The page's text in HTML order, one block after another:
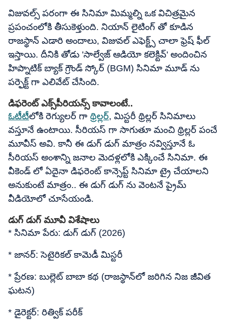
విజువల్స్ పరంగా ఈ సినిమా మిమ్మల్ని ఒక విచిత్రమైన
ప్రపంచంలోకి తీసుకెళ్తుంది. నియాన్ లైటింగ్ తో కూడిన
రాజస్థాన్ ఎడారి అందాలు, విజువల్ ఎఫెక్ట్స్ చాలా ఫ్రెష్ ఫీల్
ఇస్తాయి. దీనికి తోడు 'సాల్వేజ్ ఆడియో కలెక్టివ్' అందించిన
హిప్నాటిక్ బ్యాక్ గ్రౌండ్ స్కోర్ (BGM) సినిమా మూడ్ ను
పర్ఫెక్ట్ గా ఎలివేట్ చేసింది.
డిఫరెంట్ ఎక్స్‌పీరియన్స్ కావాలంటే..
ఓటీటీలోకి రెగ్యులర్ గా థ్రిల్లర్, మిస్టరీ థ్రిల్లర్ సినిమాలు
వస్తూనే ఉంటాయి. సీరియస్ గా సాగుతూ మంచి థ్రిల్లర్ పంచే
మూవీస్ అవి. కానీ ఈ డుగ్ డుగ్ మాత్రం నవ్విస్తూనే ఓ
సీరియస్ అంశాన్ని జనాల మెదళ్లలోకి ఎక్కించే సినిమా. ఈ
వీకెండ్ లో ఏదైనా డిఫరెంట్ కాన్సెప్ట్ సినిమా ట్రై చేయాలని
అనుకుంటే మాత్రం.. ఈ డుగ్ డుగ్ ను వెంటనే ప్రైమ్
వీడియోలో చూసేయండి.
డుగ్ డుగ్ మూవీ విశేషాలు
* సినిమా పేరు: డుగ్ డుగ్ (2026)
* జానర్: సెటైరికల్ కామెడీ మిస్టరీ
* ప్రేరణ: బుల్లెట్ బాబా కథ (రాజస్థాన్‌లో జరిగిన నిజ జీవిత
ఘటన)
* డైరెక్టర్: రిత్విక్ పరీక్